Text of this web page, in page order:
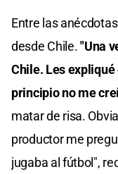
Entre las
desde Chile."Una
Chile. Les
principio no me
matar de risa.
productor me
jugaba al fútbol",